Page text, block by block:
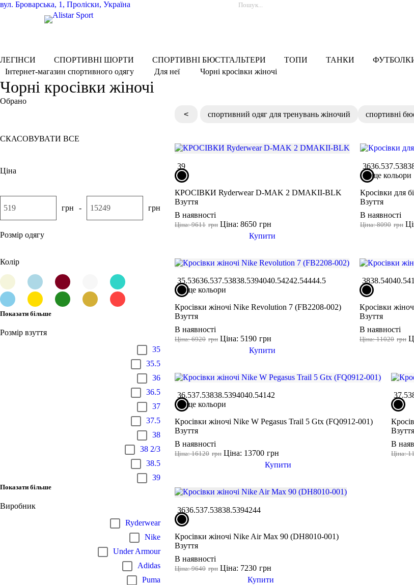
вул. Броварська, 1, Проліски, Україна
ЛЕГІНСИ СПОРТИВНІ ШОРТИ СПОРТИВНІ БЮСТГАЛЬТЕРИ ТОПИ ТАНКИ
Інтернет-магазин спортивного одягу
Для неї Чорні кросівки жіночі
Чорні кросівки жіночі
Обрано
СКАСОВУВАТИ ВСЕ
Ціна
грн - грн
Розмір одягу
Колір
Показати більше
Розмір взуття
35
35.5
36
36.5
37
37.5
38
38 2/3
38.5
39
Показати більше
Виробник
Ryderwear
Nike
Under Armour
Adidas
Puma
< спортивний одяг для тренувань жіночий спортивні
39
КРОСІВКИ Ryderwear D-MAK 2 DMAKII-BLK
Взуття
В наявності
грн
Ціна: 9611 грн
Ціна: 8650
Купити
3636.537.538
ще кольори
Кросівки для
Взуття
В наявності
грн
Ціна: 8090
35.53636.537.53838.5394040.54242.54444.5
ще кольори
Кросівки жіночі Nike Revolution 7 (FB2208-002)
Взуття
В наявності
грн
Ціна: 6920 грн
Ціна: 5190
Купити
3838.54040.5
Кросівки
Взуття
В наявності
грн
Ціна: 11020
36.537.53838.5394040.54142
ще кольори
Кросівки жіночі Nike W Pegasus Trail 5 Gtx (FQ0912-001)
Взуття
В наявності
грн
Ціна: 16120 грн
Ціна: 13700
Купити
37.5
Взуття
В
Ціна:
3636.537.53838.5394244
Кросівки жіночі Nike Air Max 90 (DH8010-001)
Взуття
В наявності
грн
Ціна: 9640 грн
Ціна: 7230
Купити